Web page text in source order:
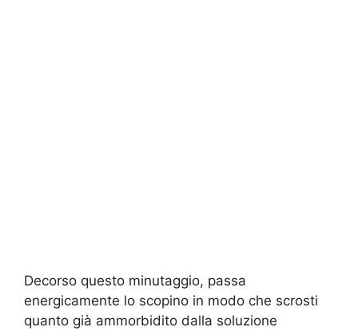
Decorso questo minutaggio, passa
energicamente lo scopino in modo che scrosti
quanto già ammorbidito dalla soluzione